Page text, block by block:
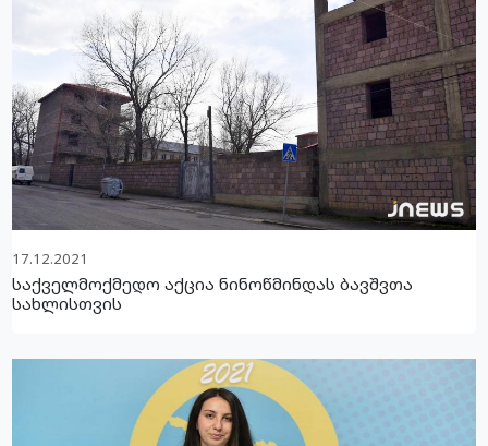
17.12.2021
საქველმოქმედო აქცია ნინოწმინდას ბავშვთა
სახლისთვის